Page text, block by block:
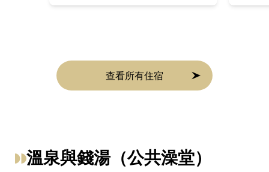
查看所有住宿
溫泉與錢湯（公共澡堂）